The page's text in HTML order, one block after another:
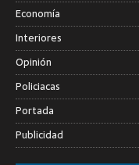
Economía
Interiores
Opinión
Policiacas
Portada
Publicidad